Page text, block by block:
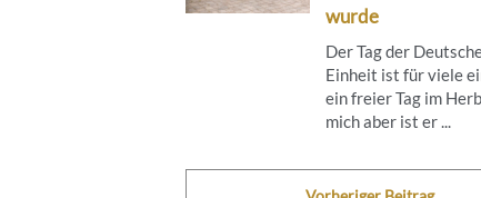
wurde
Der Tag der
Einheit ist für viele
ein freier Tag im
mich aber ist er ...